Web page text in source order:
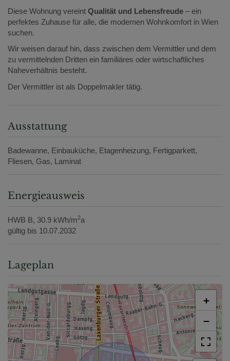
Diese Wohnung vereint Qualität und Lebensfreude – ein
perfektes Zuhause für alle, die modernen Wohnkomfort in Wien
suchen.
Wir weisen darauf hin, dass zwischen dem Vermittler und dem
zu vermittelnden Dritten ein familiäres oder wirtschaftliches
Naheverhältnis besteht.
Der Vermittler ist als Doppelmakler tätig.
Ausstattung
Badewanne Einbauküche Etagenheizung Fertigparkett
Fliesen Gas Laminat
Energieausweis
HWB B, 30.9 kWh/m2a
gültig bis 10.07.2032
Lageplan
+
−